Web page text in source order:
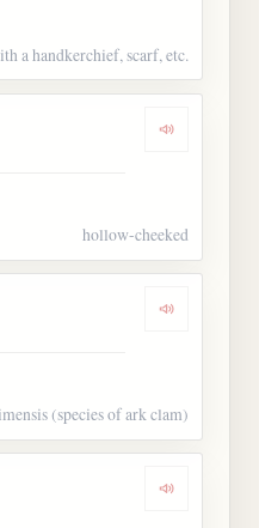
a handkerchief, scarf, etc.
Dengarkan
hollow-cheeked
Dengarkan
(species of ark clam)
Dengarkan